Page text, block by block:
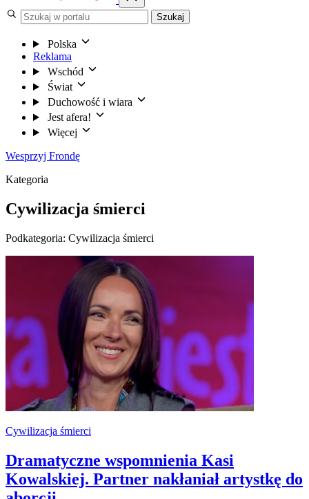
Szukaj
Polska
Reklama
Wschód
Świat
Duchowość i wiara
Jest afera!
Więcej
Wesprzyj Frondę
Kategoria
Cywilizacja śmierci
Podkategoria: Cywilizacja śmierci
Cywilizacja śmierci
Dramatyczne wspomnienia Kasi
Kowalskiej. Partner nakłaniał artystkę do